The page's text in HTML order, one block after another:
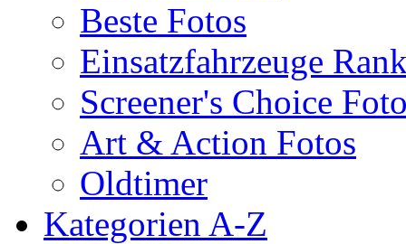
Beste Fotos
Einsatzfahrzeuge
Screener's Choice
Art & Action Fotos
Oldtimer
Kategorien A-Z